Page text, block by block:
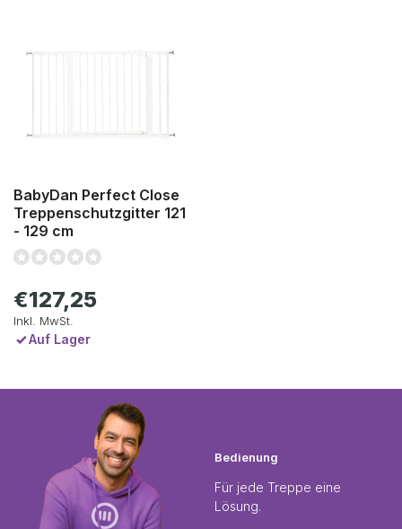
BabyDan Perfect Close
Treppenschutzgitter 121
- 129 cm
€127,25
Inkl. MwSt.
Auf Lager
Bedienung
Für jede Treppe eine
Lösung.